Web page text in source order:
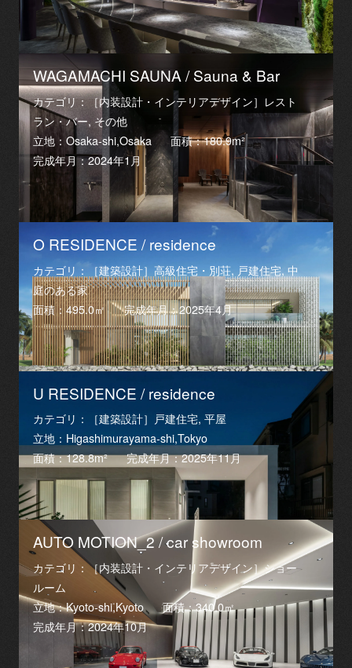
WAGAMACHI SAUNA / Sauna & Bar
カテゴリ：［内装設計・インテリアデザイン］レスト
ラン・バー, その他
立地：Osaka-shi,Osaka
面積：180.9m²
完成年月：2024年1月
O RESIDENCE / residence
カテゴリ：［建築設計］高級住宅・別荘, 戸建住宅, 中
庭のある家
面積：495.0㎡
完成年月：2025年4月
U RESIDENCE / residence
カテゴリ：［建築設計］戸建住宅, 平屋
立地：Higashimurayama-shi,Tokyo
面積：128.8m²
完成年月：2025年11月
AUTO MOTION_2 / car showroom
カテゴリ：［内装設計・インテリアデザイン］ショー
ルーム
立地：Kyoto-shi,Kyoto
面積：340.0㎡
完成年月：2024年10月